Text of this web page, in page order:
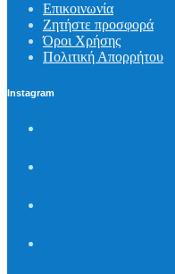
Επικοινωνία
Ζητήστε προσφορά
Όροι Χρήσης
Πολιτική Απορρήτου
Instagram